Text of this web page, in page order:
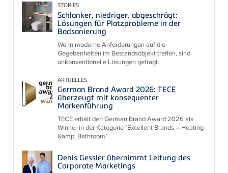
STORIES
Schlanker, niedriger, abgeschrägt:
Lösungen für Platzprobleme in der
Badsanierung
Wenn moderne Anforderungen auf die
Gegebenheiten im Bestandsobjekt treffen, sind
unkonventionelle Lösungen gefragt.
AKTUELLES
German Brand Award 2026: TECE
überzeugt mit konsequenter
Markenführung
TECE erhält den German Brand Award 2026 als
Winner in der Kategorie "Excellent Brands – Heating
&amp; Bathroom"
Denis Gessler übernimmt Leitung des
Corporate Marketings